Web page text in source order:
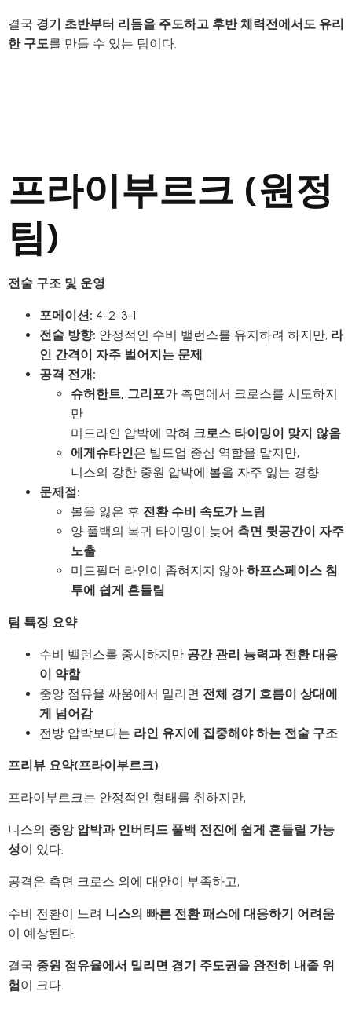
결국 경기 초반부터 리듬을 주도하고 후반 체력전에서도 유리
한 구도를 만들 수 있는 팀이다.
프라이부르크 (원정
팀)
전술 구조 및 운영
포메이션: 4-2-3-1
전술 방향: 안정적인 수비 밸런스를 유지하려 하지만, 라
인 간격이 자주 벌어지는 문제
공격 전개:
슈허한트, 그리포가 측면에서 크로스를 시도하지
만
미드라인 압박에 막혀 크로스 타이밍이 맞지 않음
에게슈타인은 빌드업 중심 역할을 맡지만,
니스의 강한 중원 압박에 볼을 자주 잃는 경향
문제점:
볼을 잃은 후 전환 수비 속도가 느림
양 풀백의 복귀 타이밍이 늦어 측면 뒷공간이 자주
노출
미드필더 라인이 좁혀지지 않아 하프스페이스 침
투에 쉽게 흔들림
팀 특징 요약
수비 밸런스를 중시하지만 공간 관리 능력과 전환 대응
이 약함
중앙 점유율 싸움에서 밀리면 전체 경기 흐름이 상대에
게 넘어감
전방 압박보다는 라인 유지에 집중해야 하는 전술 구조
프리뷰 요약(프라이부르크)
프라이부르크는 안정적인 형태를 취하지만,
니스의 중앙 압박과 인버티드 풀백 전진에 쉽게 흔들릴 가능
성이 있다.
공격은 측면 크로스 외에 대안이 부족하고,
수비 전환이 느려 니스의 빠른 전환 패스에 대응하기 어려움
이 예상된다.
결국 중원 점유율에서 밀리면 경기 주도권을 완전히 내줄 위
험이 크다.